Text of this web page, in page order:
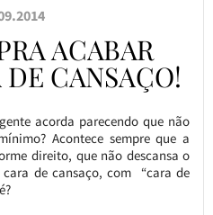
ACABAR
CANSAÇO!
acorda parecendo que não
Acontece sempre que a
direito, que não descansa o
de cansaço, com “cara de